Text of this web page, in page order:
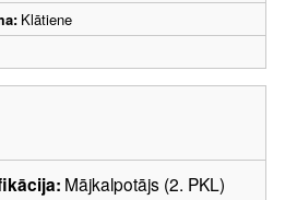
Klātiene
Mājkalpotājs (2. PKL)